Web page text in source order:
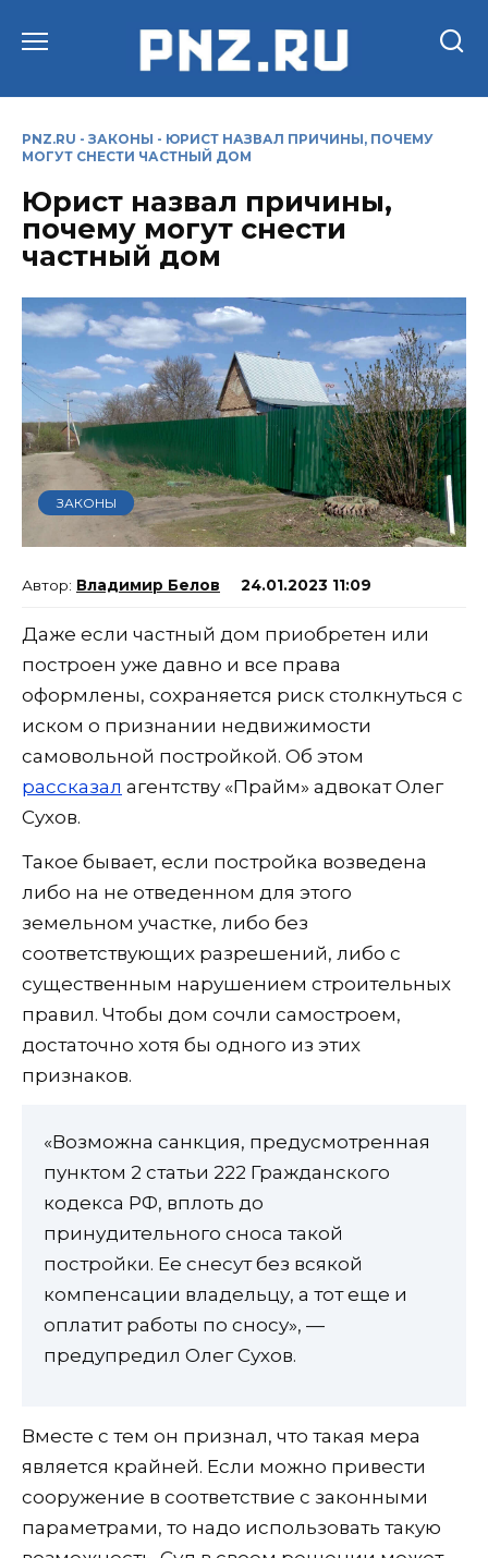
PNZ.RU - ЗАКОНЫ - ЮРИСТ НАЗВАЛ ПРИЧИНЫ, ПОЧЕМУ
МОГУТ СНЕСТИ ЧАСТНЫЙ ДОМ
Юрист назвал причины,
почему могут снести
частный дом
ЗАКОНЫ
Владимир Белов 24.01.2023 11:09
Даже если частный дом приобретен или
построен уже давно и все права
оформлены, сохраняется риск столкнуться с
иском о признании недвижимости
самовольной постройкой. Об этом
рассказал агентству «Прайм» адвокат Олег
Сухов.
Такое бывает, если постройка возведена
либо на не отведенном для этого
земельном участке, либо без
соответствующих разрешений, либо с
существенным нарушением строительных
правил. Чтобы дом сочли самостроем,
достаточно хотя бы одного из этих
признаков.
«Возможна санкция, предусмотренная
пунктом 2 статьи 222 Гражданского
кодекса РФ, вплоть до
принудительного сноса такой
постройки. Ее снесут без всякой
компенсации владельцу, а тот еще и
оплатит работы по сносу», —
предупредил Олег Сухов.
Вместе с тем он признал, что такая мера
является крайней. Если можно привести
сооружение в соответствие с законными
параметрами, то надо использовать такую